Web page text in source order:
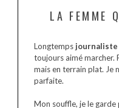
LA FEMME
Longtemps journaliste
toujours aimé marcher.
mais en terrain plat. Je
parfaite.
Mon souffle, je le garde